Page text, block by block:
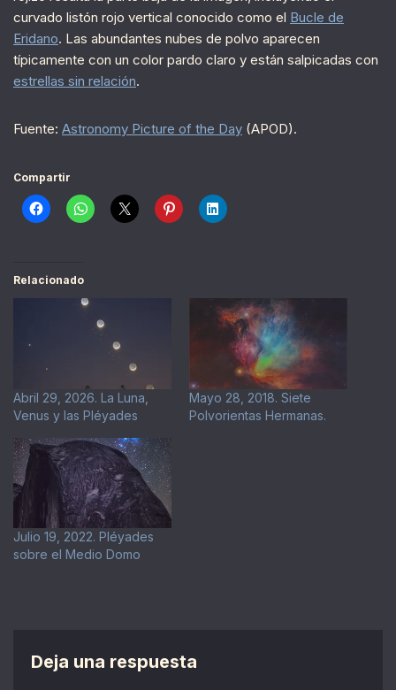
curvado listón rojo vertical conocido como el Bucle de
Eridano. Las abundantes nubes de polvo aparecen
típicamente con un color pardo claro y están salpicadas con
estrellas sin relación.
Fuente: Astronomy Picture of the Day (APOD).
Compartir
Relacionado
Abril 29, 2026. La Luna,
Venus y las Pléyades
Mayo 28, 2018. Siete
Polvorientas Hermanas.
Julio 19, 2022. Pléyades
sobre el Medio Domo
Deja una respuesta